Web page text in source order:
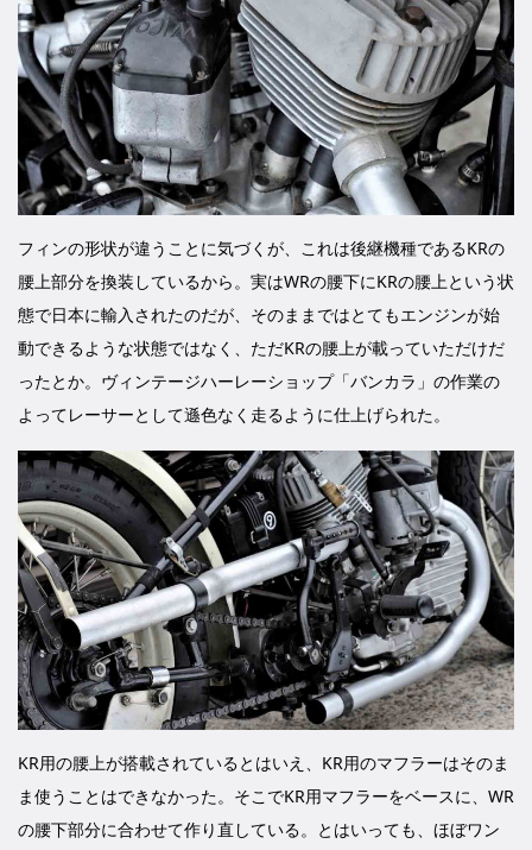
フィンの形状が違うことに気づくが、これは後継機種であるKRの
腰上部分を換装しているから。実はWRの腰下にKRの腰上という状
態で日本に輸入されたのだが、そのままではとてもエンジンが始
動できるような状態ではなく、ただKRの腰上が載っていただけだ
ったとか。ヴィンテージハーレーショップ「バンカラ」の作業の
よってレーサーとして遜色なく走るように仕上げられた。
KR用の腰上が搭載されているとはいえ、KR用のマフラーはそのま
ま使うことはできなかった。そこでKR用マフラーをベースに、WR
の腰下部分に合わせて作り直している。とはいっても、ほぼワン